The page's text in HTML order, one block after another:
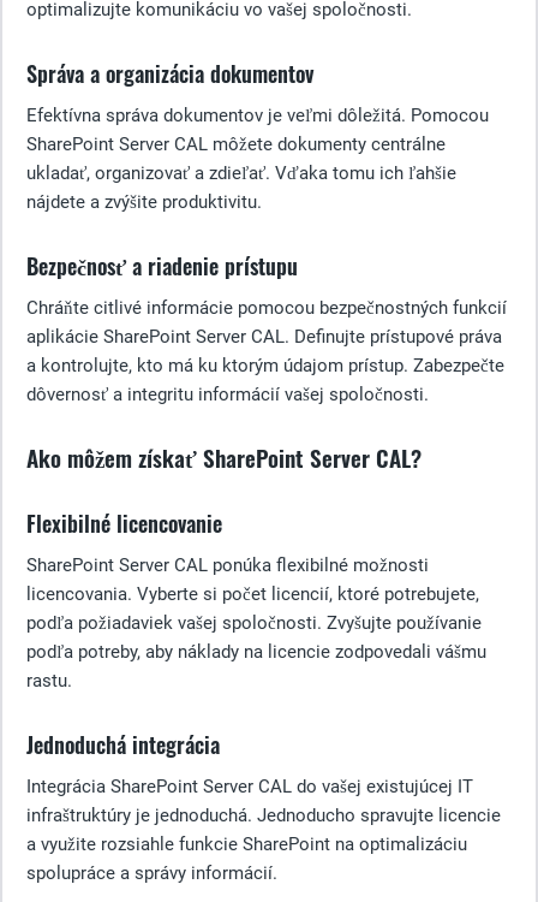
optimalizujte komunikáciu vo vašej spoločnosti.
Správa a organizácia dokumentov
Efektívna správa dokumentov je veľmi dôležitá. Pomocou
SharePoint Server CAL môžete dokumenty centrálne
ukladať, organizovať a zdieľať. Vďaka tomu ich ľahšie
nájdete a zvýšite produktivitu.
Bezpečnosť a riadenie prístupu
Chráňte citlivé informácie pomocou bezpečnostných funkcií
aplikácie SharePoint Server CAL. Definujte prístupové práva
a kontrolujte, kto má ku ktorým údajom prístup. Zabezpečte
dôvernosť a integritu informácií vašej spoločnosti.
Ako môžem získať SharePoint Server CAL?
Flexibilné licencovanie
SharePoint Server CAL ponúka flexibilné možnosti
licencovania. Vyberte si počet licencií, ktoré potrebujete,
podľa požiadaviek vašej spoločnosti. Zvyšujte používanie
podľa potreby, aby náklady na licencie zodpovedali vášmu
rastu.
Jednoduchá integrácia
Integrácia SharePoint Server CAL do vašej existujúcej IT
infraštruktúry je jednoduchá. Jednoducho spravujte licencie
a využite rozsiahle funkcie SharePoint na optimalizáciu
spolupráce a správy informácií.